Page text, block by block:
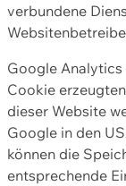
verbundene
Google
Cookie
dieser Website
Google in den
können die
entsprechende